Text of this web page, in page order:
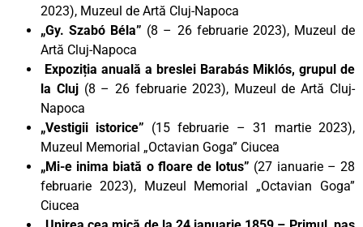
2023), Muzeul de Artă Cluj-Napoca
„Gy. Szabó Béla” (8 – 26 februarie 2023), Muzeul de
Artă Cluj-Napoca
Expoziția anuală a breslei Barabás Miklós, grupul de
la Cluj(8 – 26 februarie 2023), Muzeul de Artă Cluj-
Napoca
„Vestigii istorice” (15 februarie – 31 martie 2023),
Muzeul Memorial „Octavian Goga” Ciucea
„Mi-e inima biată o floare de lotus” (27 ianuarie – 28
februarie 2023), Muzeul Memorial „Octavian Goga”
Ciucea